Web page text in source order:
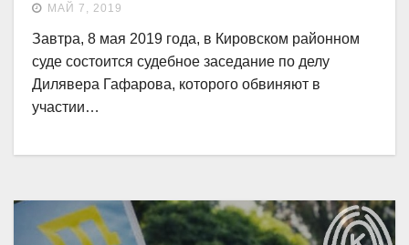
МАЙ 7, 2019
Завтра, 8 мая 2019 года, в Кировском районном
суде состоится судебное заседание по делу
Дилявера Гафарова, которого обвиняют в
участии…